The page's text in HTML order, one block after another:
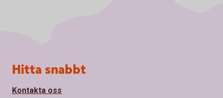
Sidfot
Hitta snabbt
Kontakta oss